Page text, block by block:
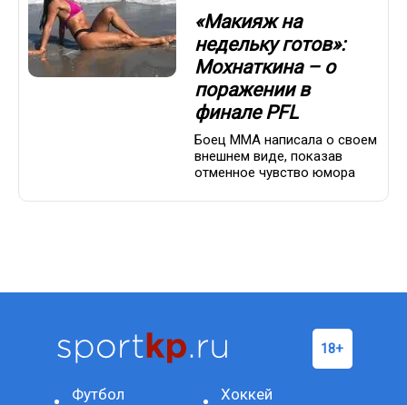
«Макияж на
недельку готов»:
Мохнаткина – о
поражении в
финале PFL
Боец ММА написала о своем
внешнем виде, показав
отменное чувство юмора
Футбол Хоккей